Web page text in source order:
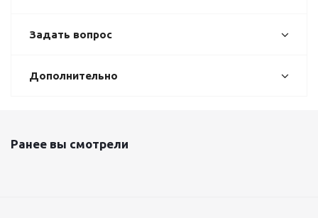
Задать вопрос
Дополнительно
Ранее вы смотрели